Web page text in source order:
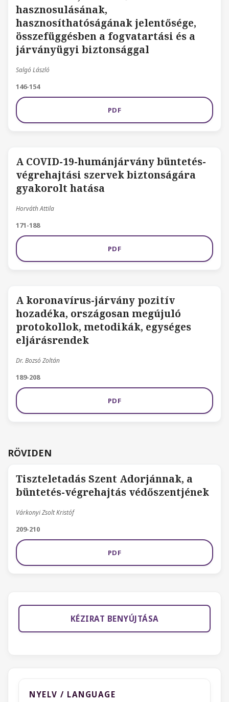
hasznosulásának,
hasznosíthatóságának jelentősége,
összefüggésben a fogvatartási és a
járványügyi biztonsággal
Salgó László
146-154
PDF
A COVID-19-humánjárvány büntetés-
végrehajtási szervek biztonságára
gyakorolt hatása
Horváth Attila
171-188
PDF
A koronavírus-járvány pozitív
hozadéka, országosan megújuló
protokollok, metodikák, egységes
eljárásrendek
Dr. Bozsó Zoltán
189-208
PDF
RÖVIDEN
Tiszteletadás Szent Adorjánnak, a
büntetés-végrehajtás védőszentjének
Várkonyi Zsolt Kristóf
209-210
PDF
KÉZIRAT BENYÚJTÁSA
NYELV / LANGUAGE